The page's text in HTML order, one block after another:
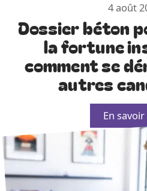
4 août
Dossier béton
la fortune
comment se
autres
En